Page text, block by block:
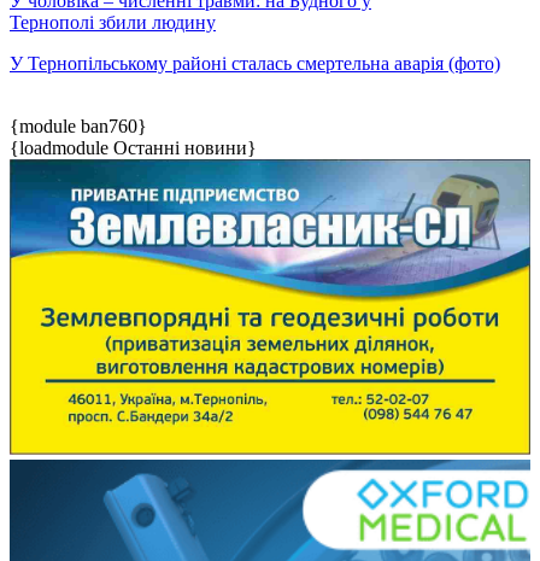
Тернополі збили людину
У Тернопільському районі сталась смертельна аварія (фото)
{module ban760}
{loadmodule Останні новини}